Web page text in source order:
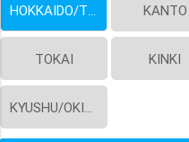
HOKKAIDO/TOHOKU KANTO
TOKAI KINKI
KYUSHU/OKINAWA